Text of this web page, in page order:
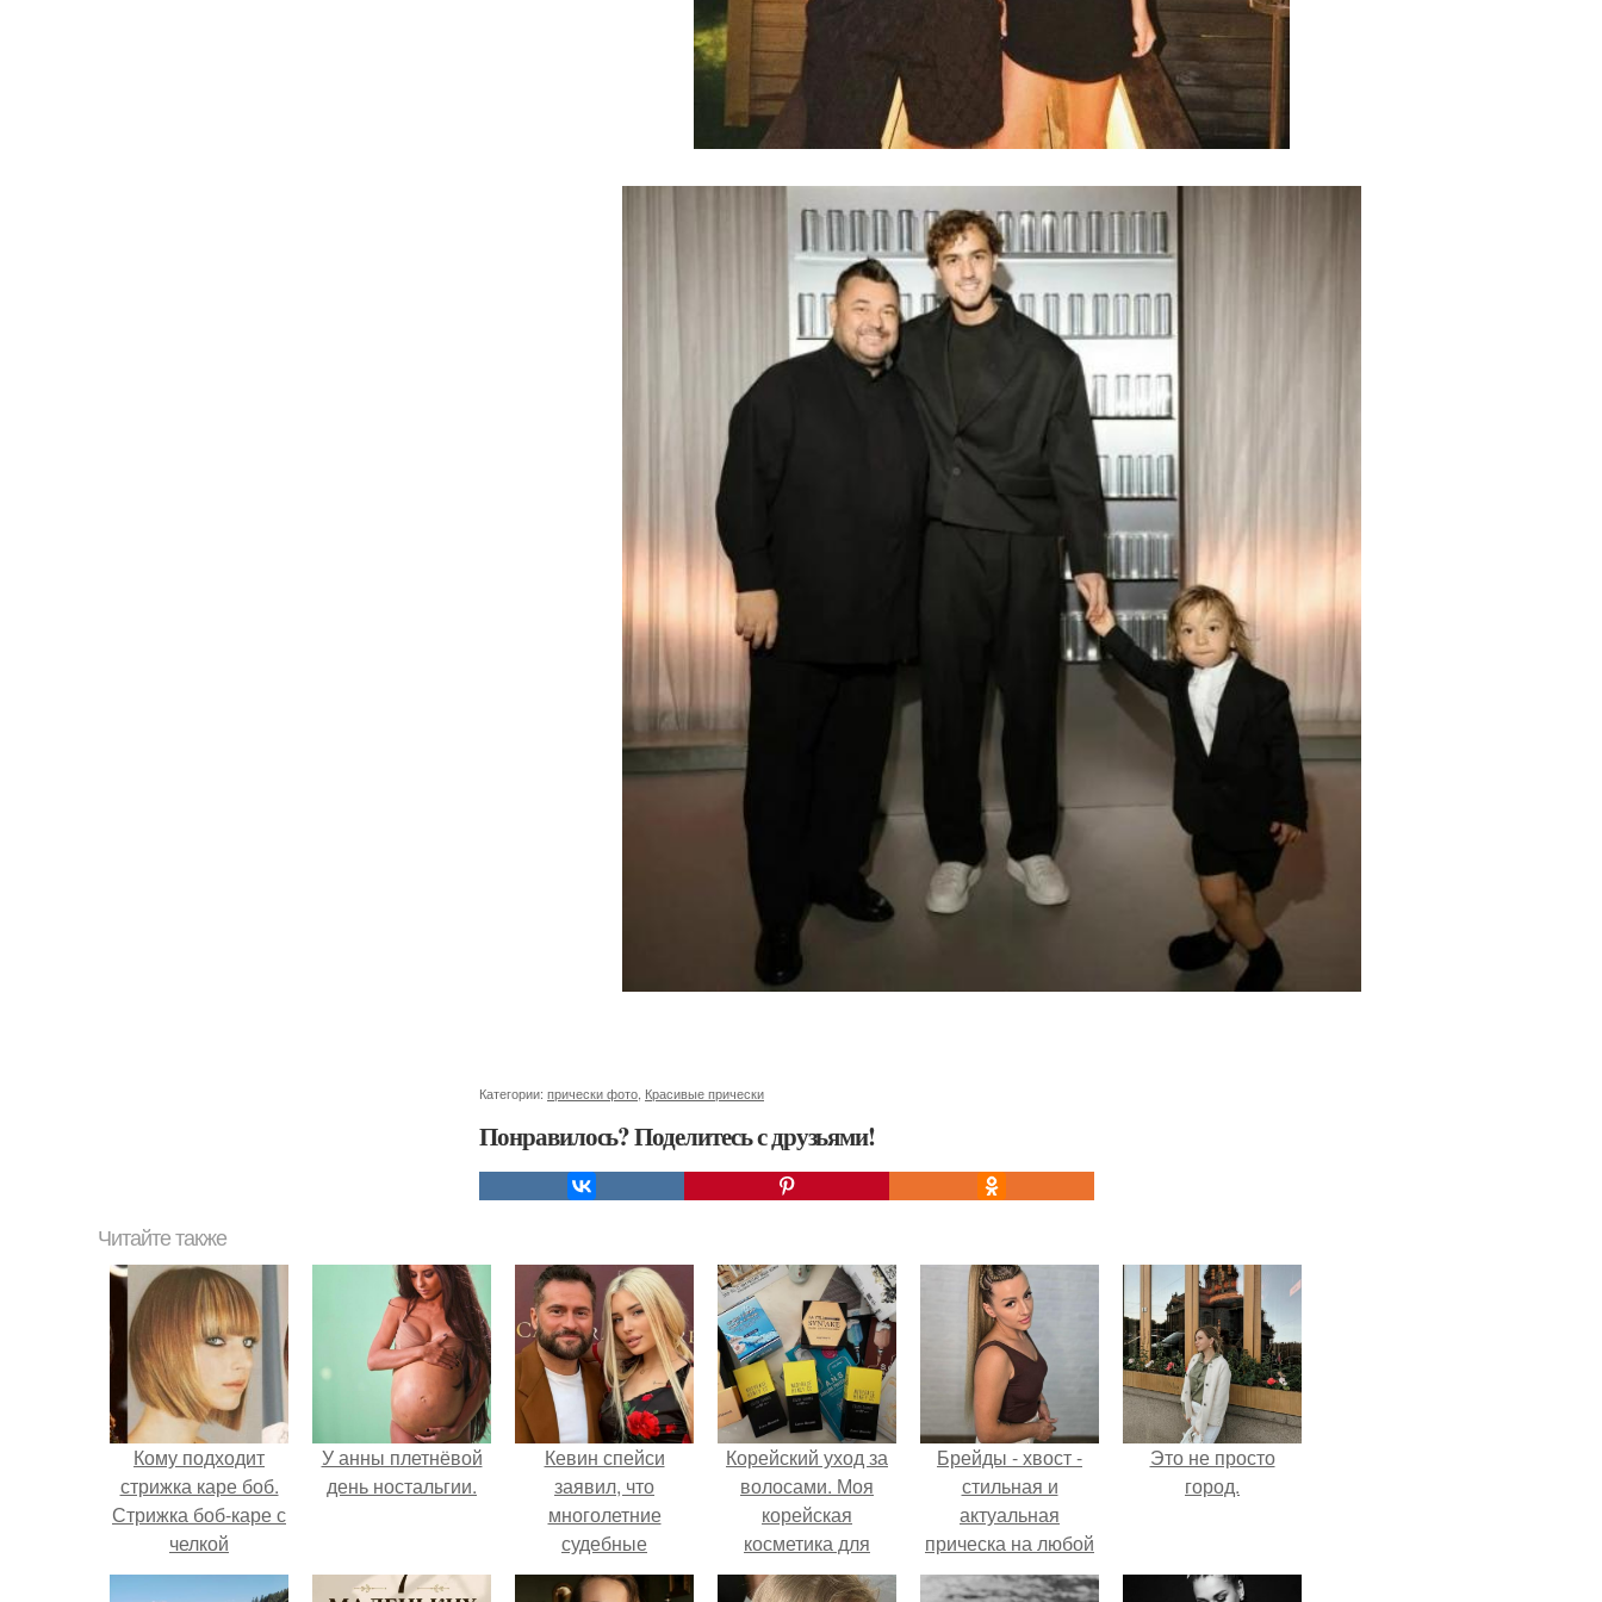
Категории: прически фото Красивые прически
Понравилось? Поделитесь с друзьями!
Читайте также
Кому подходит
стрижка каре боб.
Стрижка боб-каре с
челкой
У анны плетнёвой
день ностальгии.
Кевин спейси
заявил, что
многолетние
судебные
разбирательства
Корейский уход за
волосами. Моя
корейская
косметика для
восстановления
Брейды - хвост -
стильная и
актуальная
прическа на любой
случай.
Это не просто
город.